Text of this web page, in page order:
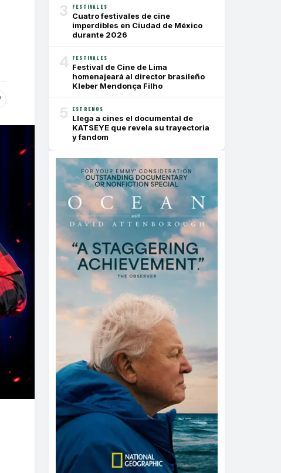
3 FESTIVALES
Cuatro festivales de cine
imperdibles en Ciudad de México
durante 2026
4 FESTIVALES
Festival de Cine de Lima
homenajeará al director brasileño
Kleber Mendonça Filho
5 ESTRENOS
Llega a cines el documental de
KATSEYE que revela su trayectoria
y fandom